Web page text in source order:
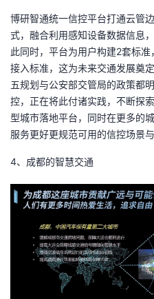
博研智通统一信控平台打通云管
式，融合利用感知设备数据信息
此同时，平台为用户构建2套标
接入标准，这为未来交通发展奠
五规划与公安部交管局的政策都
控，正在将此付诸实践，不断探
型城市落地平台，同时在更多的
服务更好更规范可用的信控场景与
4、成都的智慧交通